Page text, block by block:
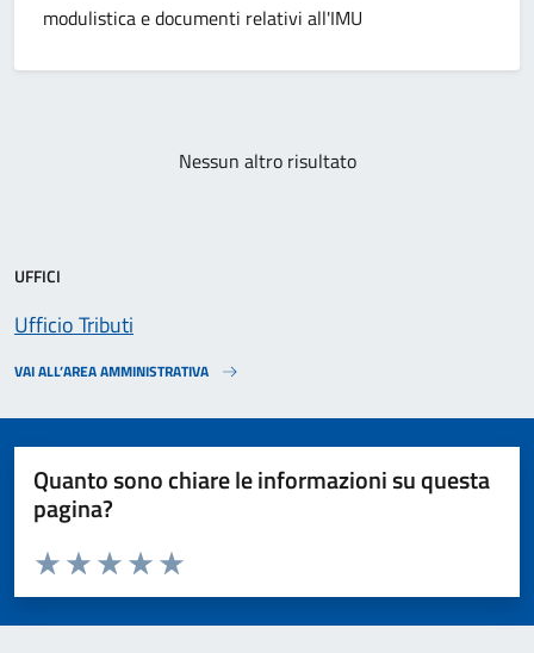
modulistica e documenti relativi all'IMU
Nessun altro risultato
UFFICI
Ufficio Tributi
VAI ALL’AREA AMMINISTRATIVA
Quanto sono chiare le informazioni su questa
pagina?
Valuta da 1 a 5 stelle la pagina
Valuta 5 stelle su 5
Valuta 4 stelle su 5
Valuta 3 stelle su 5
Valuta 2 stelle su 5
Valuta 1 stelle su 5